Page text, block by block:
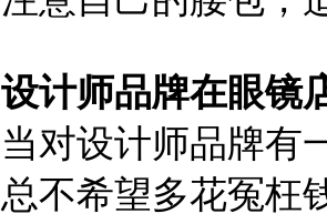
设计师品牌在眼镜
当对设计师品牌有
总不希望多花冤枉